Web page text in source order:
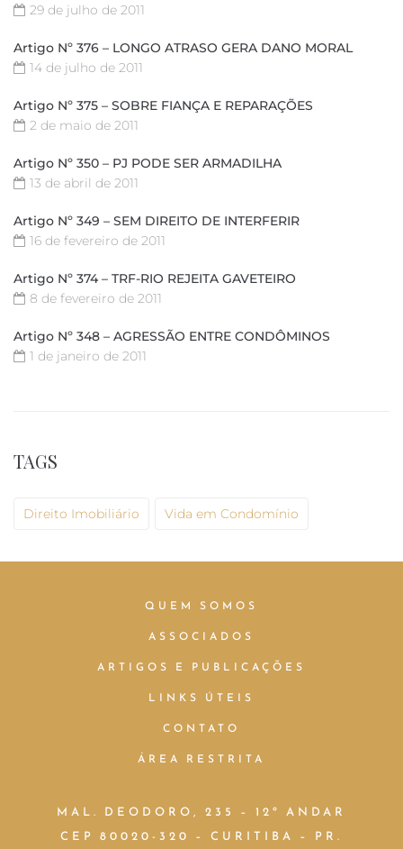
29 de julho de 2011
Artigo Nº 376 – LONGO ATRASO GERA DANO MORAL
14 de julho de 2011
Artigo Nº 375 – SOBRE FIANÇA E REPARAÇÕES
2 de maio de 2011
Artigo Nº 350 – PJ PODE SER ARMADILHA
13 de abril de 2011
Artigo Nº 349 – SEM DIREITO DE INTERFERIR
16 de fevereiro de 2011
Artigo Nº 374 – TRF-RIO REJEITA GAVETEIRO
8 de fevereiro de 2011
Artigo Nº 348 – AGRESSÃO ENTRE CONDÔMINOS
1 de janeiro de 2011
TAGS
Direito Imobiliário Vida em Condomínio
QUEM SOMOS
ASSOCIADOS
ARTIGOS E PUBLICAÇÕES
LINKS ÚTEIS
CONTATO
ÁREA RESTRITA
MAL. DEODORO, 235 – 12º ANDAR
CEP 80020-320 – CURITIBA – PR.